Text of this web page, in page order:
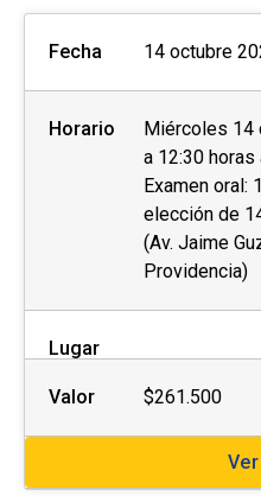
Fecha 14 octubre
Horario
Miércoles 14
a 12:30 horas
Examen oral:
elección de
(Av. Jaime
Providencia)
Lugar
Valor $261.500